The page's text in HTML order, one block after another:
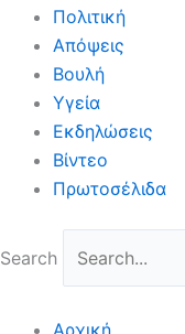
Πολιτική
Απόψεις
Βουλή
Υγεία
Εκδηλώσεις
Βίντεο
Πρωτοσέλιδα
Search
Αρχική